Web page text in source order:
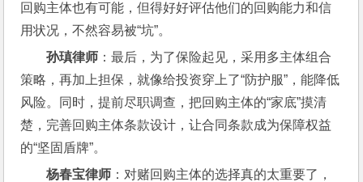
回购主体也有可能，但得好好评估他们的回购能力和信
用状况，不然容易被“坑”。
孙瑱律师 ：最后，为了保险起见，采用多主体组合
策略，再加上担保，就像给投资穿上了“防护服”，能降低
风险。同时，提前尽职调查，把回购主体的“家底”摸清
楚，完善回购主体条款设计，让合同条款成为保障权益
的“坚固盾牌”。
杨春宝律师 ：对赌回购主体的选择真的太重要了，